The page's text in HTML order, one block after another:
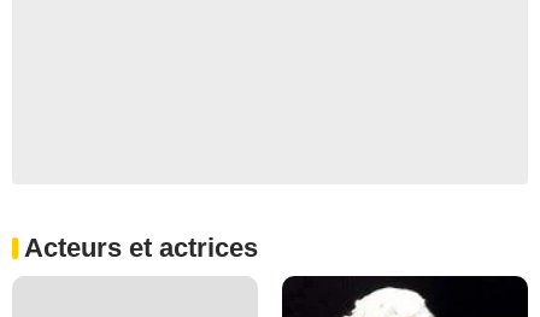
Acteurs et actrices